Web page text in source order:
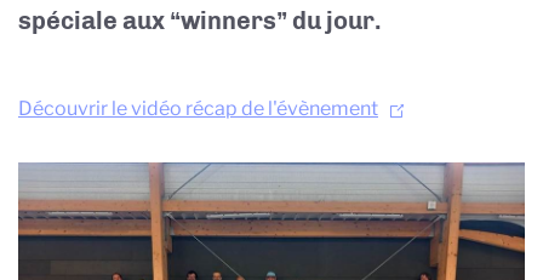
spéciale aux “winners” du jour.
Découvrir le vidéo récap de l'évènement